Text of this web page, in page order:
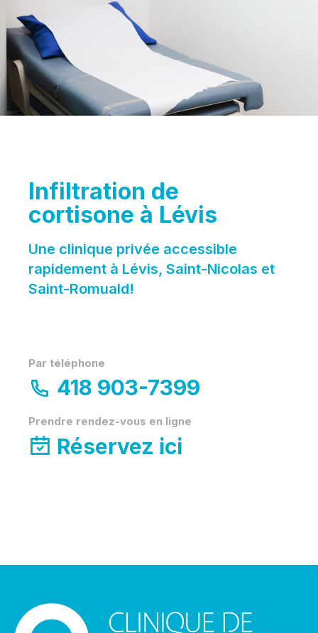
Infiltration de
cortisone à Lévis
Une clinique privée accessible
rapidement à Lévis, Saint-Nicolas et
Saint-Romuald!
Par téléphone
418 903-7399
Prendre rendez-vous en ligne
Réservez ici